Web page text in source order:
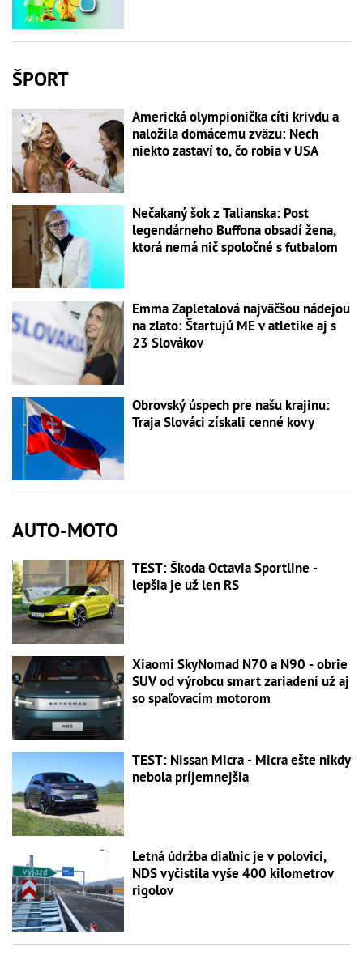
ŠPORT
Americká olympionička cíti krivdu a
naložila domácemu zväzu: Nech
niekto zastaví to, čo robia v USA
Nečakaný šok z Talianska: Post
legendárneho Buffona obsadí žena,
ktorá nemá nič spoločné s futbalom
Emma Zapletalová najväčšou nádejou
na zlato: Štartujú ME v atletike aj s
23 Slovákov
Obrovský úspech pre našu krajinu:
Traja Slováci získali cenné kovy
AUTO-MOTO
TEST: Škoda Octavia Sportline -
lepšia je už len RS
Xiaomi SkyNomad N70 a N90 - obrie
SUV od výrobcu smart zariadení už aj
so spaľovacím motorom
TEST: Nissan Micra - Micra ešte nikdy
nebola príjemnejšia
Letná údržba diaľnic je v polovici,
NDS vyčistila vyše 400 kilometrov
rigolov